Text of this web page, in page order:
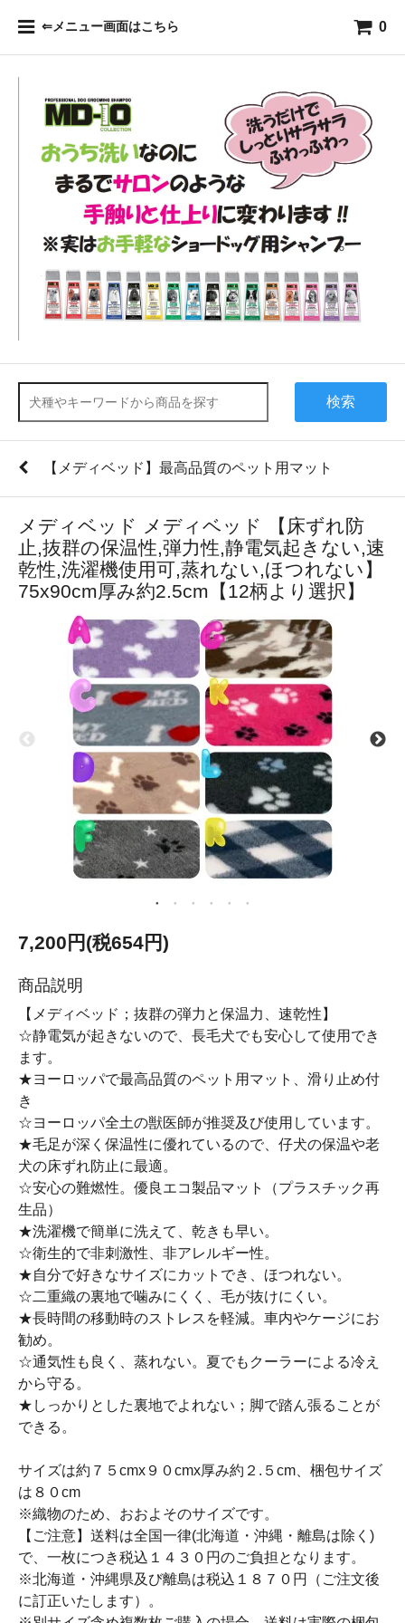
⇐メニュー画面はこちら 0
検索
【メディベッド】最高品質のペット用マット
メディベッド メディベッド 【床ずれ防
止,抜群の保温性,弾力性,静電気起きない,速
乾性,洗濯機使用可,蒸れない,ほつれない】
75x90cm厚み約2.5cm【12柄より選択】
7,200円(税654円)
商品説明
【メディベッド；抜群の弾力と保温力、速乾性】
☆静電気が起きないので、長毛犬でも安心して使用でき
ます。
★ヨーロッパで最高品質のペット用マット、滑り止め付
き
☆ヨーロッパ全土の獣医師が推奨及び使用しています。
★毛足が深く保温性に優れているので、仔犬の保温や老
犬の床ずれ防止に最適。
☆安心の難燃性。優良エコ製品マット（プラスチック再
生品）
★洗濯機で簡単に洗えて、乾きも早い。
☆衛生的で非刺激性、非アレルギー性。
★自分で好きなサイズにカットでき、ほつれない。
☆二重織の裏地で噛みにくく、毛が抜けにくい。
★長時間の移動時のストレスを軽減。車内やケージにお
勧め。
☆通気性も良く、蒸れない。夏でもクーラーによる冷え
から守る。
★しっかりとした裏地でよれない；脚で踏ん張ることが
できる。
サイズは約７５cmx９０cmx厚み約２.５cm、梱包サイズ
は８０cm
※織物のため、おおよそのサイズです。
【ご注意】送料は全国一律(北海道・沖縄・離島は除く)
で、一枚につき税込１４３０円のご負担となります。
※北海道・沖縄県及び離島は税込１８７０円（ご注文後
に訂正いたします）。